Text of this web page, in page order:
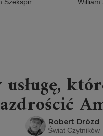
Robert Drózd
Świat Czytników